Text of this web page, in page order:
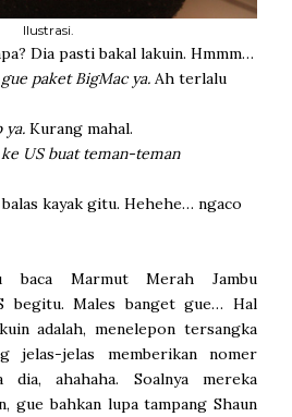
Ilustrasi.
Dia pasti bakal lakuin. Hmmm…
paket BigMac ya. Ah terlalu
ya. Kurang mahal.
US buat teman-teman
kayak gitu. Hehehe… ngaco
baca Marmut Merah Jambu
begitu. Males banget gue… Hal
adalah, menelepon tersangka
jelas-jelas memberikan nomer
ahahaha. Soalnya mereka
gue bahkan lupa tampang Shaun